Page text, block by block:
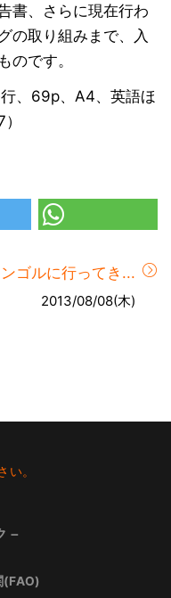
書、さらに現在行わ
の取り組みまで、入
のです。
行、69p、A4、英語ほ
ゴルに行ってき...
2013/08/08(木)
い。
－
(FAO)